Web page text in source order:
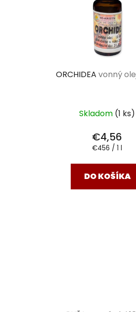
ORCHIDEA vonný
Skladom (1 ks)
€4,56
Jednotková
€456 / 1 l
DO KOŠÍKA